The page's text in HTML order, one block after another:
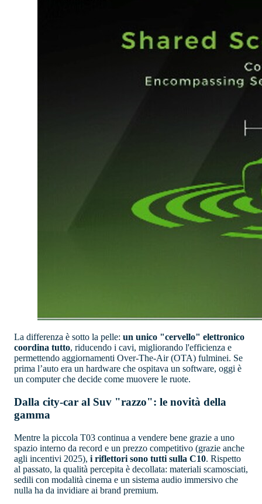
La differenza è sotto la pelle: un unico "cervello" elettronico
coordina tutto, riducendo i cavi, migliorando l'efficienza e
permettendo aggiornamenti Over-The-Air (OTA) fulminei. Se
prima l’auto era un hardware che ospitava un software, oggi è
un computer che decide come muovere le ruote.
Dalla city-car al Suv "razzo": le novità della
gamma
Mentre la piccola T03 continua a vendere bene grazie a uno
spazio interno da record e un prezzo competitivo (grazie anche
agli incentivi 2025), i riflettori sono tutti sulla C10. Rispetto
al passato, la qualità percepita è decollata: materiali scamosciati,
sedili con modalità cinema e un sistema audio immersivo che
nulla ha da invidiare ai brand premium.